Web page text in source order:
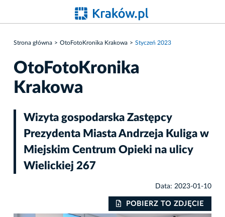
Strona główna OtoFotoKronika Krakowa Styczeń 2023
OtoFotoKronika
Krakowa
Wizyta gospodarska Zastępcy
Prezydenta Miasta Andrzeja Kuliga w
Miejskim Centrum Opieki na ulicy
Wielickiej 267
Data: 2023-01-10
POBIERZ TO ZDJĘCIE